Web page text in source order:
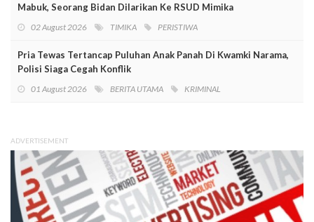
Mabuk, Seorang Bidan Dilarikan Ke RSUD Mimika
02 August 2026 TIMIKA PERISTIWA
Pria Tewas Tertancap Puluhan Anak Panah Di Kwamki Narama,
Polisi Siaga Cegah Konflik
01 August 2026 BERITA UTAMA KRIMINAL
ADVERTISEMENT